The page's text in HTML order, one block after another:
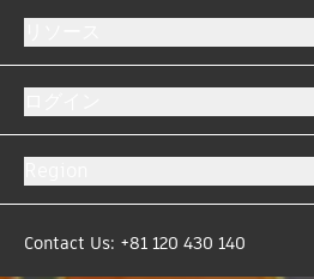
Contact Us: +81 120 430 140